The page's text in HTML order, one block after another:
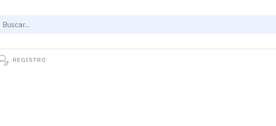
REGISTRO